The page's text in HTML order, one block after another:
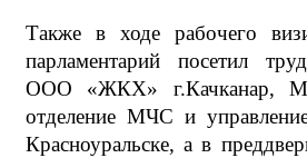
Также в ходе рабочего
парламентарий посетил
ООО «ЖКХ» г.Качканар,
отделение МЧС и
Красноуральске, а в